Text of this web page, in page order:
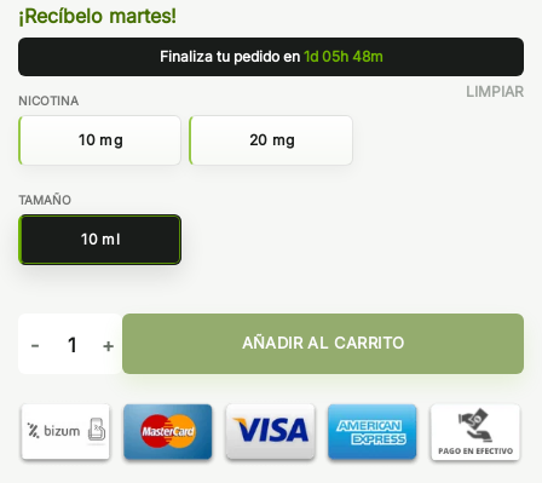
¡Recíbelo martes!
Finaliza tu pedido en 1d 05h 48m
NICOTINA
10 mg 20 mg
TAMAÑO
10 ml
LIMPIAR
Purple Berries - Fruitfull Bar Dinner Lady Salts cantidad
AÑADIR AL CARRITO